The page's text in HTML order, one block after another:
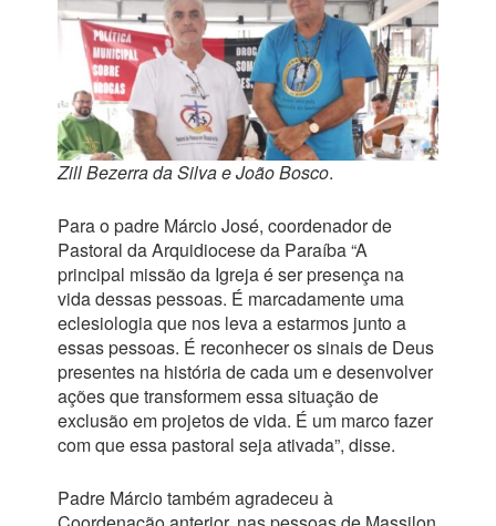
Zill Bezerra da Silva e João Bosco.
Para o padre Márcio José, coordenador de
Pastoral da Arquidiocese da Paraíba “A
principal missão da Igreja é ser presença na
vida dessas pessoas. É marcadamente uma
eclesiologia que nos leva a estarmos junto a
essas pessoas. É reconhecer os sinais de Deus
presentes na história de cada um e desenvolver
ações que transformem essa situação de
exclusão em projetos de vida. É um marco fazer
com que essa pastoral seja ativada”, disse.
Padre Márcio também agradeceu à